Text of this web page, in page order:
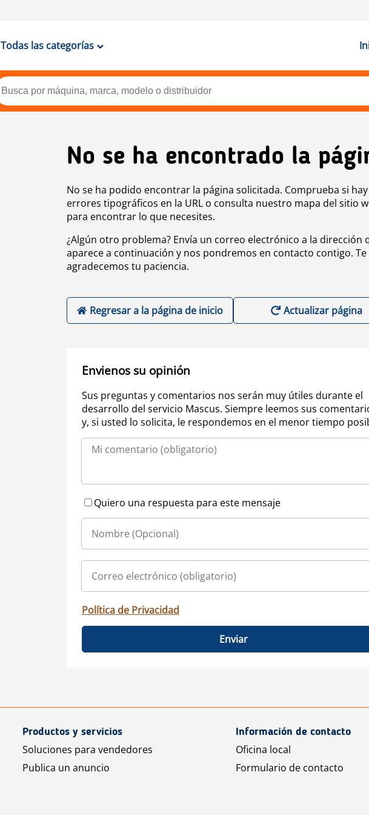
Todas las categorías
No se ha encontrado la
No se ha podido encontrar la página solicitada. Comprueba si hay
errores tipográficos en la URL o consulta nuestro mapa del sitio
para encontrar lo que necesites.
¿Algún otro problema? Envía un correo electrónico a la dirección
aparece a continuación y nos pondremos en contacto contigo. Te
agradecemos tu paciencia.
Regresar a la página de inicio Actualizar página
Envienos su opinión
Sus preguntas y comentarios nos serán muy útiles durante el
desarrollo del servicio Mascus. Siempre leemos sus
y, si usted lo solicita, le respondemos en el menor tiempo
Quiero una respuesta para este mensaje
Política de Privacidad
Enviar
Productos y servicios
Soluciones para vendedores
Publica un anuncio
Información de contacto
Oficina local
Formulario de contacto